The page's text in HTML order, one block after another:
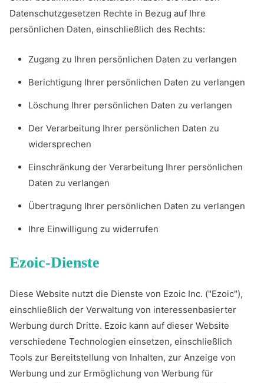
Datenschutzgesetzen Rechte in Bezug auf Ihre
persönlichen Daten, einschließlich des Rechts:
Zugang zu Ihren persönlichen Daten zu verlangen
Berichtigung Ihrer persönlichen Daten zu verlangen
Löschung Ihrer persönlichen Daten zu verlangen
Der Verarbeitung Ihrer persönlichen Daten zu
widersprechen
Einschränkung der Verarbeitung Ihrer persönlichen
Daten zu verlangen
Übertragung Ihrer persönlichen Daten zu verlangen
Ihre Einwilligung zu widerrufen
Ezoic-Dienste
Diese Website nutzt die Dienste von Ezoic Inc. ("Ezoic"),
einschließlich der Verwaltung von interessenbasierter
Werbung durch Dritte. Ezoic kann auf dieser Website
verschiedene Technologien einsetzen, einschließlich
Tools zur Bereitstellung von Inhalten, zur Anzeige von
Werbung und zur Ermöglichung von Werbung für